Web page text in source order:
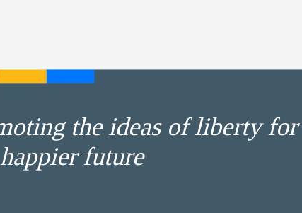
the ideas of liberty
future